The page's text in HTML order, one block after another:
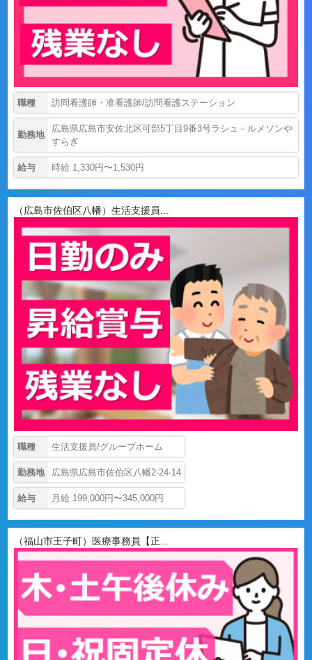
職種 訪問看護師・准看護師/訪問看護ステーション
勤務地
広島県広島市安佐北区可部5丁目9番3号ラシュ－ルメソンや
すらぎ
給与 時給 1,330円〜1,530円
（広島市佐伯区八幡）生活支援員...
職種 生活支援員/グループホーム
勤務地 広島県広島市佐伯区八幡2-24-14
給与 月給 199,000円〜345,000円
（福山市王子町）医療事務員【正...